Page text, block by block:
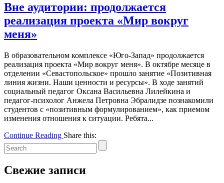
Вне аудитории: продолжается
реализация проекта «Мир вокруг
меня»
В образовательном комплексе «Юго-Запад» продолжается
реализация проекта «Мир вокруг меня». В октябре месяце в
отделении «Севастопольское» прошло занятие «Позитивная
линия жизни. Наши ценности и ресурсы». В ходе занятий
социальный педагог Оксана Васильевна Лилейкина и
педагог-психолог Анжела Петровна Эбралидзе познакомили
студентов с «позитивным формулированием», как приемом
изменения отношения к ситуации. Ребята...
Continue Reading Share this:
Свежие записи